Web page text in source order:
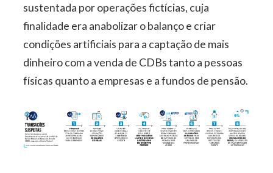
sustentada por operações fictícias, cuja
finalidade era anabolizar o balanço e criar
condições artificiais para a captação de mais
dinheiro com a venda de CDBs tanto a pessoas
físicas quanto a empresas e a fundos de pensão.